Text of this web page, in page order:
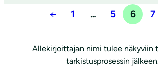
← 1 … 5 6 7
Allekirjoittajan nimi tulee näkyviin
tarkistusprosessin